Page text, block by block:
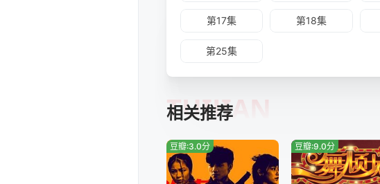
第17集 第18集
第25集
相关推荐
TUIJIAN
豆瓣:3.0分 豆瓣:9.0分